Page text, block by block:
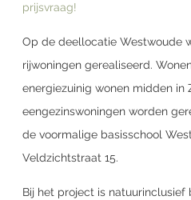
prijsvraag!
Op de deellocatie Westwoude
rijwoningen gerealiseerd.
energiezuinig wonen midden in
eengezinswoningen worden
de voormalige basisschool
Veldzichtstraat 15.
Bij het project is natuurinclusief